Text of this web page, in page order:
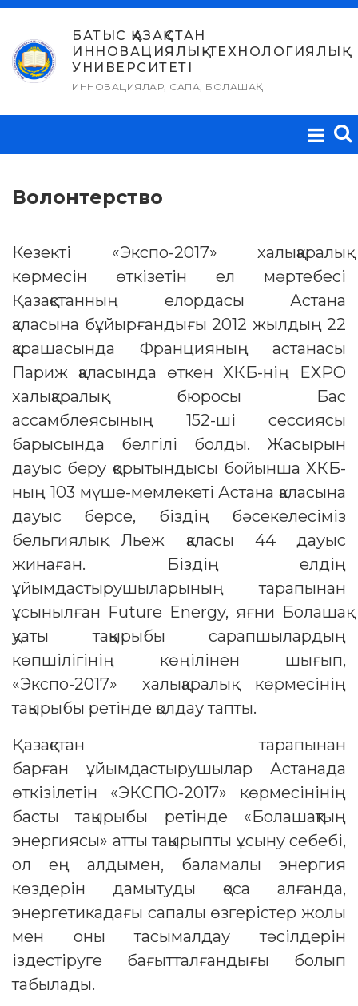
Skip
content
БАТЫС ҚАЗАҚСТАН
ИННОВАЦИЯЛЫҚ-ТЕХНОЛОГИЯЛЫҚ
УНИВЕРСИТЕТІ
ИННОВАЦИЯЛАР, САПА, БОЛАШАҚ
Волонтерство
Кезекті «Экспо-2017» халықаралық
көрмесін өткізетін ел мәртебесі
Қазақстанның елордасы Астана
қаласына бұйырғандығы 2012 жылдың 22
қарашасында Францияның астанасы
Париж қаласында өткен ХКБ-нің EXPO
халықаралық бюросы Бас
ассамблеясының 152-ші сессиясы
барысында белгілі болды. Жасырын
дауыс беру қорытындысы бойынша ХКБ-
ның 103 мүше-мемлекеті Астана қаласына
дауыс берсе, біздің бәсекелесіміз
бельгиялық Льеж қаласы 44 дауыс
жинаған. Біздің елдің
ұйымдастырушыларының тарапынан
ұсынылған Future Energy, яғни Болашақ
қуаты тақырыбы сарапшылардың
көпшілігінің көңілінен шығып,
«Экспо-2017» халықаралық көрмесінің
тақырыбы ретінде қолдау тапты.
Қазақстан тарапынан
барған ұйымдастырушылар Астанада
өткізілетін «ЭКСПО-2017» көрмесінінің
басты тақырыбы ретінде «Болашақтың
энергиясы» атты тақырыпты ұсыну себебі,
ол ең алдымен, баламалы энергия
көздерін дамытуды қоса алғанда,
энергетикадағы сапалы өзгерістер жолы
мен оны тасымалдау тәсілдерін
іздестіруге бағытталғандығы болып
табылады.